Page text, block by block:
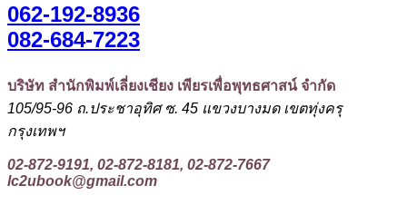
062-192-8936
082-684-7223
บริษัท สำนักพิมพ์เลี่ยงเชียง เพียรเพื่อพุทธศาสน์ จำกัด
105/95-96 ถ.ประชาอุทิศ ซ. 45 แขวงบางมด เขตทุ่งครุ
กรุงเทพฯ
02-872-9191, 02-872-8181, 02-872-7667
lc2ubook@gmail.com